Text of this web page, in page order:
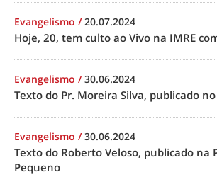
Evangelismo /20.07.2024
Hoje, 20, tem culto ao Vivo na IMRE
Evangelismo /30.06.2024
Texto do Pr. Moreira Silva, publicado
Evangelismo /30.06.2024
Texto do Roberto Veloso, publicado na
Pequeno